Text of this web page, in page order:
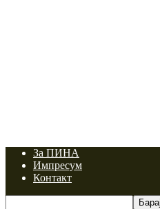
За ПИНА
Импресум
Контакт